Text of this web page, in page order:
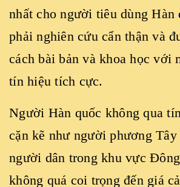
nhất cho người tiêu dùng Hàn
phải nghiên cứu cẩn thận và
cách bài bản và khoa học với
tín hiệu tích cực.
Người Hàn quốc không qua
cặn kẽ như người phương
người dân trong khu vực
không quá coi trọng đến giá